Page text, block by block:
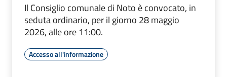
Il Consiglio comunale di Noto è convocato, in
seduta ordinario, per il giorno 28 maggio
2026, alle ore 11:00.
Accesso all'informazione